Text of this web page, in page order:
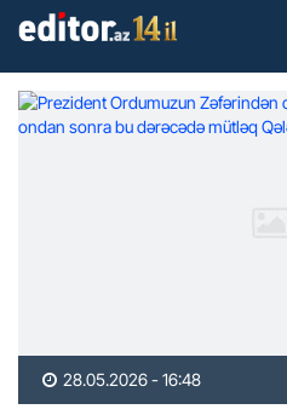
28.05.2026 - 16:48